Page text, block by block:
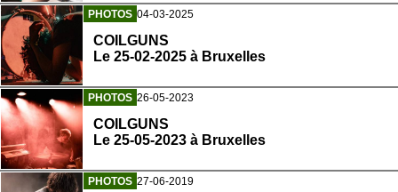
PHOTOS 04-03-2025
COILGUNS
Le 25-02-2025 à Bruxelles
PHOTOS 26-05-2023
COILGUNS
Le 25-05-2023 à Bruxelles
PHOTOS 27-06-2019